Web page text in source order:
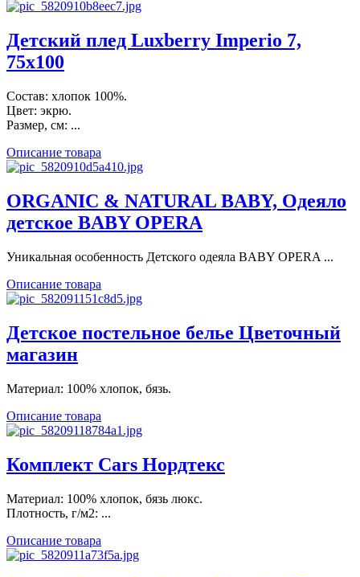
Детский плед Luxberry Imperio 7,
75х100
Состав: хлопок 100%.
Цвет: экрю.
Размер, см: ...
Описание товара
ORGANIC & NATURAL BABY, Одеяло
детское BABY OPERA
Уникальная особенность Детского одеяла BABY OPERA ...
Описание товара
Детское постельное белье Цветочный
магазин
Материал: 100% хлопок, бязь.
Описание товара
Комплект Cars Нордтекс
Материал: 100% хлопок, бязь люкс.
Плотность, г/м2: ...
Описание товара